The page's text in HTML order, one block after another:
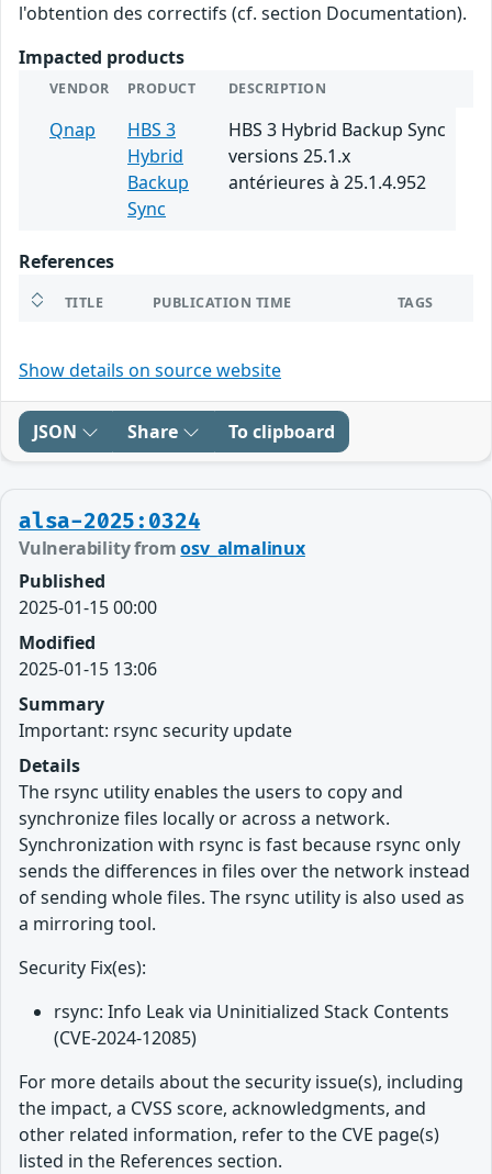
l'obtention des correctifs (cf. section Documentation).
Impacted products
VENDOR PRODUCT DESCRIPTION
Qnap
HBS 3
Hybrid
Backup
Sync
HBS 3 Hybrid Backup Sync
versions 25.1.x
antérieures à 25.1.4.952
References
TITLE PUBLICATION TIME TAGS
Show details on source website
JSON Share To clipboard
alsa-2025:0324
Vulnerability fromosv_almalinux
Published
2025-01-15 00:00
Modified
2025-01-15 13:06
Summary
Important: rsync security update
Details
The rsync utility enables the users to copy and
synchronize files locally or across a network.
Synchronization with rsync is fast because rsync only
sends the differences in files over the network instead
of sending whole files. The rsync utility is also used as
a mirroring tool.
Security Fix(es):
rsync: Info Leak via Uninitialized Stack Contents
(CVE-2024-12085)
For more details about the security issue(s), including
the impact, a CVSS score, acknowledgments, and
other related information, refer to the CVE page(s)
listed in the References section.